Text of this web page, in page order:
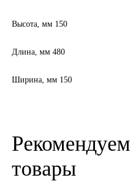
Оригинальные масла
РОСНЕФТЬ
MOZER
Подшипники
АПП
Высота, мм 150
Длина, мм 480
Ширина, мм 150
товары